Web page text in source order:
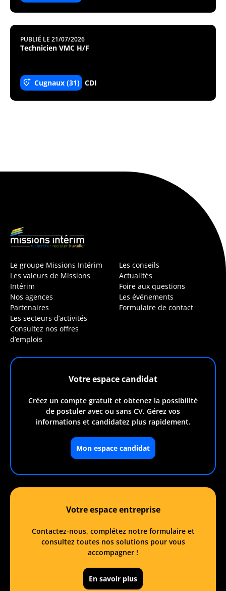
PUBLIÉ LE 21/07/2026
Technicien VMC H/F
Cugnaux (31) CDI
Le groupe Missions Intérim
Les valeurs de Missions
Intérim
Nos agences
Partenaires
Les secteurs d’activités
Consultez nos offres
d’emplois
Les conseils
Actualités
Foire aux questions
Les événements
Formulaire de contact
Votre espace candidat
Créez un compte gratuit et obtenez la possibilité
de postuler avec ou sans CV. Gérez vos
informations et candidatez plus rapidement.
Mon espace candidat
Votre espace entreprise
Contactez-nous, complétez notre formulaire et
consultez toutes nos solutions pour vous
accompagner !
En savoir plus